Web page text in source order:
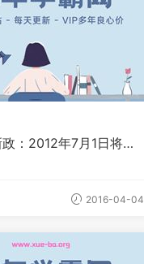
：2012年7月1日将引
2016-04-04